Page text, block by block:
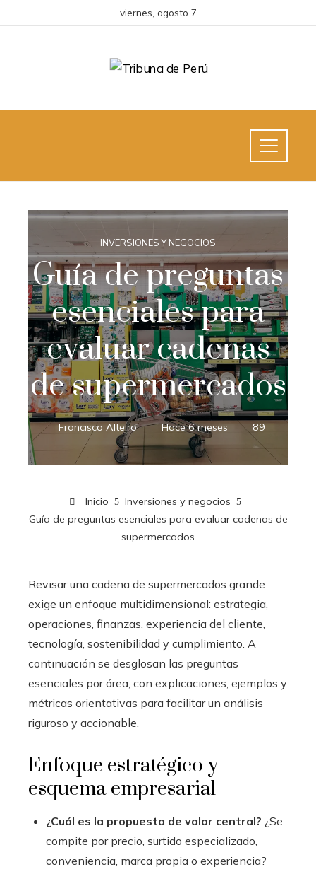
viernes, agosto 7
INVERSIONES Y NEGOCIOS
Guía de preguntas
esenciales para
evaluar cadenas
de supermercados
Francisco Alteiro Hace 6 meses 89
Inicio
Inversiones y negocios
Guía de preguntas esenciales para evaluar cadenas de
supermercados
Revisar una cadena de supermercados grande
exige un enfoque multidimensional: estrategia,
operaciones, finanzas, experiencia del cliente,
tecnología, sostenibilidad y cumplimiento. A
continuación se desglosan las preguntas
esenciales por área, con explicaciones, ejemplos y
métricas orientativas para facilitar un análisis
riguroso y accionable.
Enfoque estratégico y
esquema empresarial
¿Cuál es la propuesta de valor central? ¿Se
compite por precio, surtido especializado,
conveniencia, marca propia o experiencia?